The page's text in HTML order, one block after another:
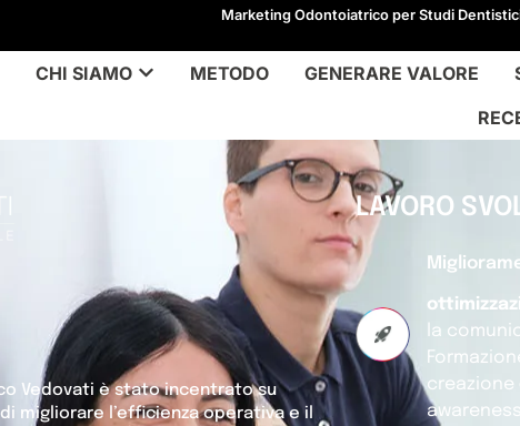
Marketing Odontoiatrico per Studi
CHI SIAMO METODO GENERARE VALORE
Vedovati è stato incentrato su
migliorare l’efficienza operativa e il
LAVORO
la
creazione